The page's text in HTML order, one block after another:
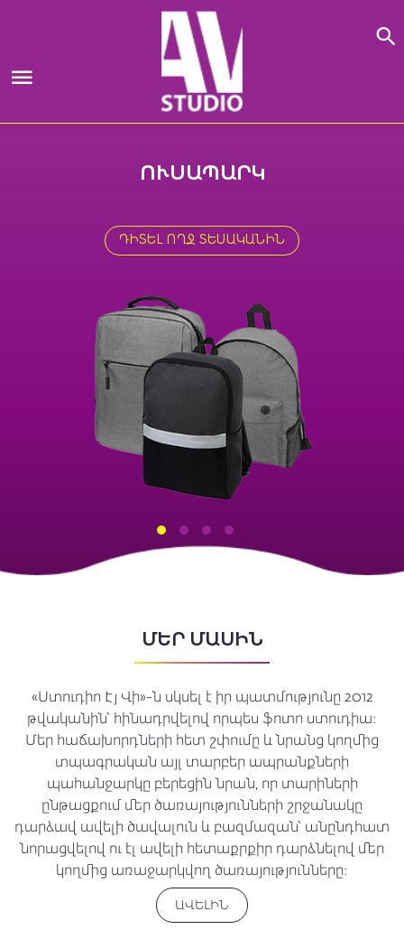
ՈՒՍԱՊԱՐԿ
ԴԻՏԵԼ ՈՂՋ ՏԵՍԱԿԱՆԻՆ
ՏՊԱԳՐԱԿԱՆ ԳՐԻՉՆԵՐ
ԴԻՏԵԼ ՈՂՋ ՏԵՍԱԿԱՆԻՆ
ՄԵՐ ՄԱՍԻՆ
«Ստուդիո Էյ Վի»-ն սկսել է իր պատմությունը 2012
թվականին՝ հինադրվելով որպես ֆոտո ստուդիա։
Մեր հաճախորդների հետ շփումը և նրանց կողմից
տպագրական այլ տարբեր ապրանքների
պահանջարկը բերեցին նրան, որ տարիների
ընթացքում մեր ծառայությունների շրջանակը
դարձավ ավելի ծավալուն և բազմազան՝ անընդհատ
նորացվելով ու էլ ավելի հետաքրքիր դարձնելով մեր
կողմից առաջարկվող ծառայությունները։
ԱՎԵԼԻՆ